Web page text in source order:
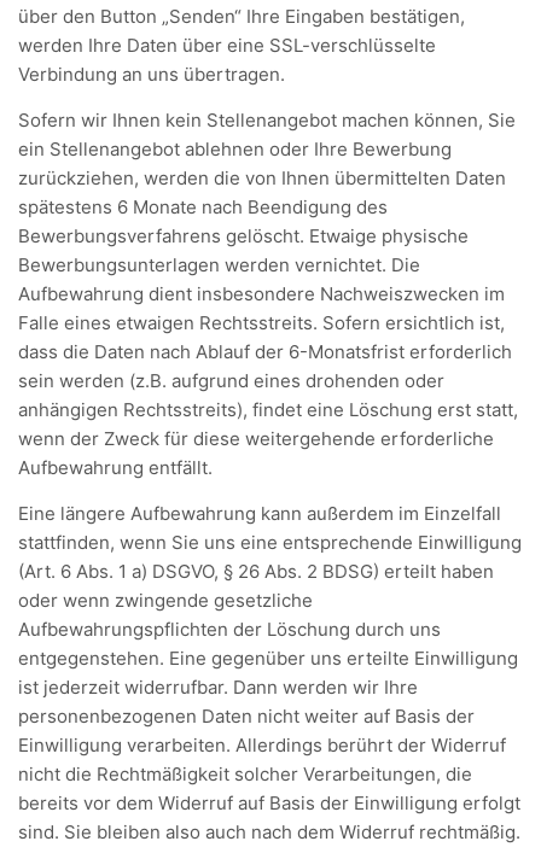
über den Button „Senden“ Ihre Eingaben bestätigen,
werden Ihre Daten über eine SSL-verschlüsselte
Verbindung an uns übertragen.
Sofern wir Ihnen kein Stellenangebot machen können, Sie
ein Stellenangebot ablehnen oder Ihre Bewerbung
zurückziehen, werden die von Ihnen übermittelten Daten
spätestens 6 Monate nach Beendigung des
Bewerbungsverfahrens gelöscht. Etwaige physische
Bewerbungsunterlagen werden vernichtet. Die
Aufbewahrung dient insbesondere Nachweiszwecken im
Falle eines etwaigen Rechtsstreits. Sofern ersichtlich ist,
dass die Daten nach Ablauf der 6-Monatsfrist erforderlich
sein werden (z.B. aufgrund eines drohenden oder
anhängigen Rechtsstreits), findet eine Löschung erst statt,
wenn der Zweck für diese weitergehende erforderliche
Aufbewahrung entfällt.
Eine längere Aufbewahrung kann außerdem im Einzelfall
stattfinden, wenn Sie uns eine entsprechende Einwilligung
(Art. 6 Abs. 1 a) DSGVO, § 26 Abs. 2 BDSG) erteilt haben
oder wenn zwingende gesetzliche
Aufbewahrungspflichten der Löschung durch uns
entgegenstehen. Eine gegenüber uns erteilte Einwilligung
ist jederzeit widerrufbar. Dann werden wir Ihre
personenbezogenen Daten nicht weiter auf Basis der
Einwilligung verarbeiten. Allerdings berührt der Widerruf
nicht die Rechtmäßigkeit solcher Verarbeitungen, die
bereits vor dem Widerruf auf Basis der Einwilligung erfolgt
sind. Sie bleiben also auch nach dem Widerruf rechtmäßig.